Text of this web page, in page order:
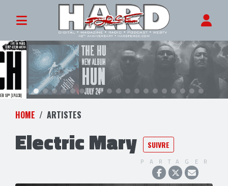
HOME ARTISTES
Electric Mary SUIVRE
PARTAGER